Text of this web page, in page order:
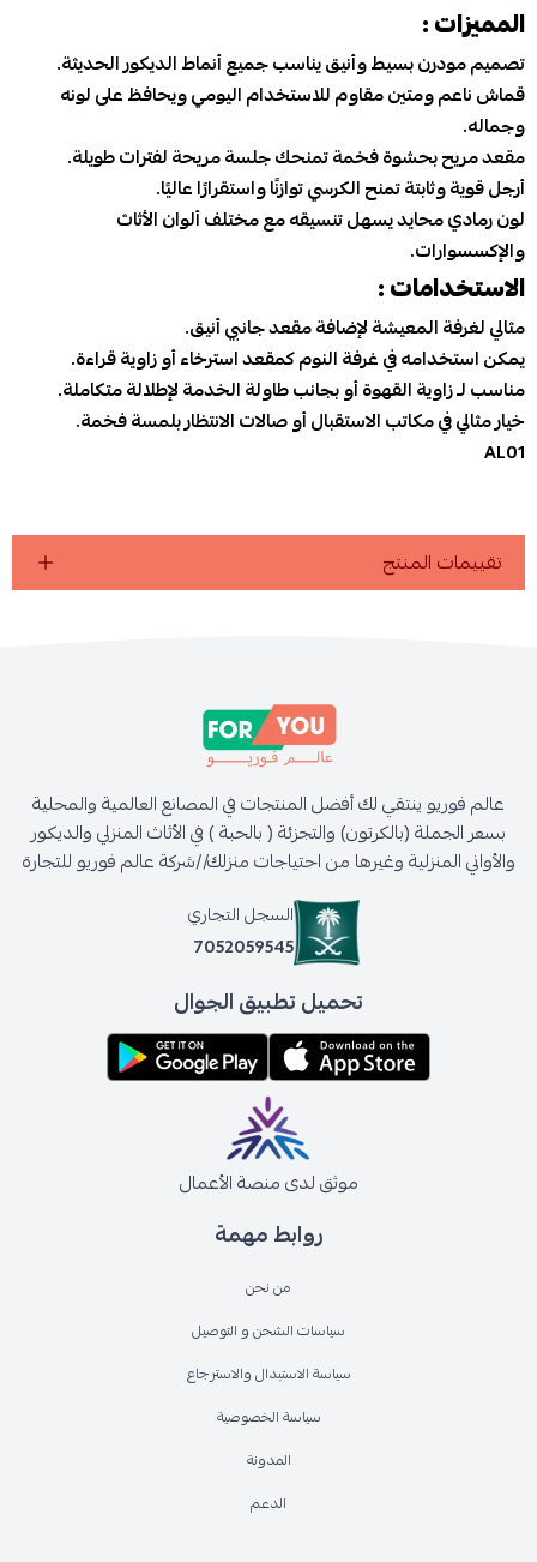
المميزات :
تصميم مودرن بسيط وأنيق يناسب جميع أنماط الديكور الحديثة.
قماش ناعم ومتين مقاوم للاستخدام اليومي ويحافظ على لونه
وجماله.
مقعد مريح بحشوة فخمة تمنحك جلسة مريحة لفترات طويلة.
أرجل قوية وثابتة تمنح الكرسي توازنًا واستقرارًا عاليًا.
لون رمادي محايد يسهل تنسيقه مع مختلف ألوان الأثاث
والإكسسوارات.
الاستخدامات :
مثالي لغرفة المعيشة لإضافة مقعد جانبي أنيق.
يمكن استخدامه في غرفة النوم كمقعد استرخاء أو زاوية قراءة.
مناسب لـ زاوية القهوة أو بجانب طاولة الخدمة لإطلالة متكاملة.
خيار مثالي في مكاتب الاستقبال أو صالات الانتظار بلمسة فخمة.
AL01
تقييمات المنتج
روابط مهمة
من نحن
سياسات الشحن و التوصيل
سياسة الاستبدال والاسترجاع
سياسة الخصوصية
المدونة
الدعم
عالم فوريو ينتقي لك أفضل المنتجات في المصانع العالمية والمحلية
بسعر الجملة (بالكرتون) والتجزئة ( بالحبة ) في الأثاث المنزلي والديكور
والأواني المنزلية وغيرها من احتياجات منزلك//شركة عالم فوريو للتجارة
السجل التجاري
7052059545
تحميل تطبيق الجوال
موثق لدى منصة الأعمال